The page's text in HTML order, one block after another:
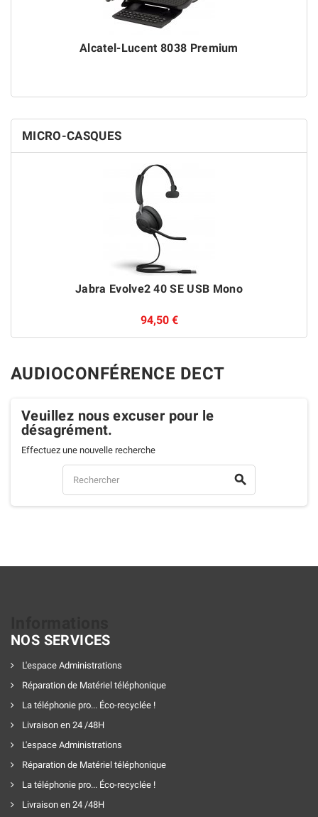
Alcatel-Lucent 8038 Premium
MICRO-CASQUES
Jabra Evolve2 40 SE USB Mono
94,50 €
AUDIOCONFÉRENCE DECT
Veuillez nous excuser pour le
désagrément.
Effectuez une nouvelle recherche

NOS SERVICES
L'espace Administrations
Réparation de Matériel téléphonique
La téléphonie pro... Éco-recyclée !
Livraison en 24 /48H
L'espace Administrations
Réparation de Matériel téléphonique
La téléphonie pro... Éco-recyclée !
Livraison en 24 /48H